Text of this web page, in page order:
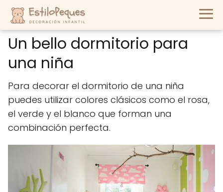
Un bello dormitorio para
una niña
Para decorar el dormitorio de una niña
puedes utilizar colores clásicos como el rosa,
el verde y el blanco que forman una
combinación perfecta.